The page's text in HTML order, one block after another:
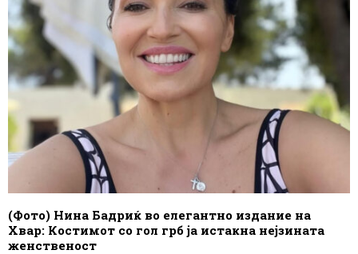
(Фото) Нина Бадриќ во елегантно издание на
Хвар: Костимот со гол грб ја истакна нејзината
женственост